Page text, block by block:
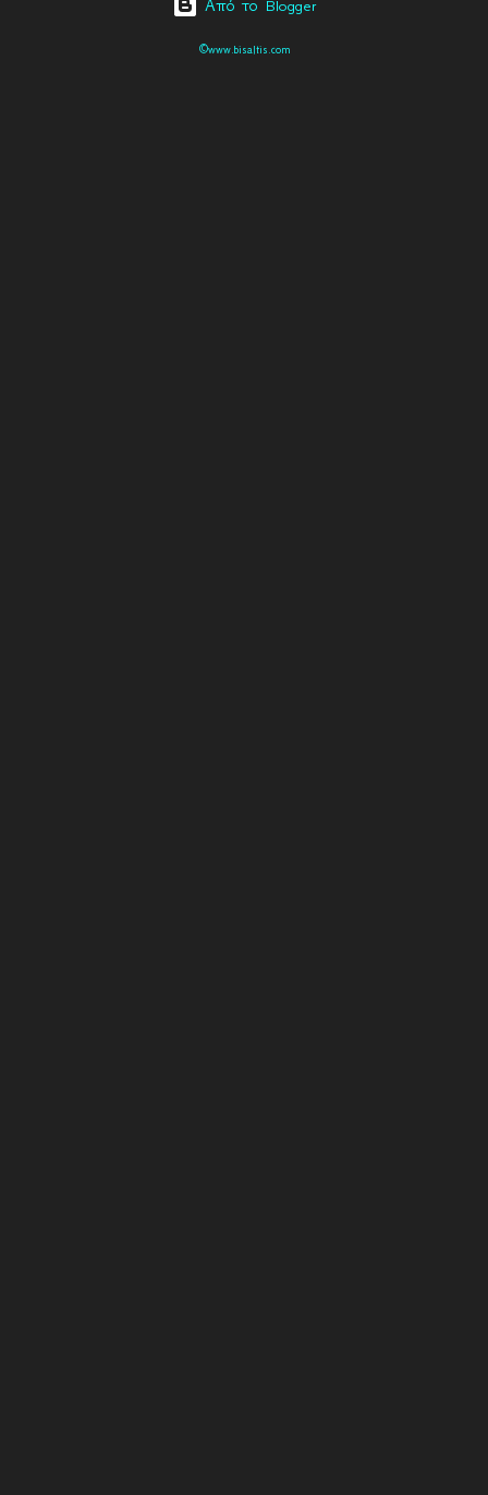
Από το Blogger
©www.bisaltis.com